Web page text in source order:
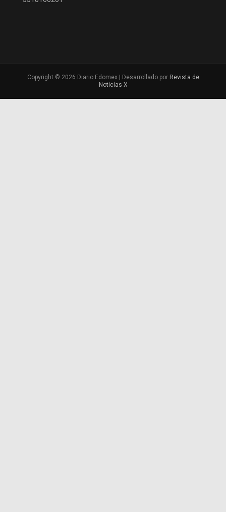
Copyright © 2026 Diario Edomex | Desarrollado por Revista de
Noticias X